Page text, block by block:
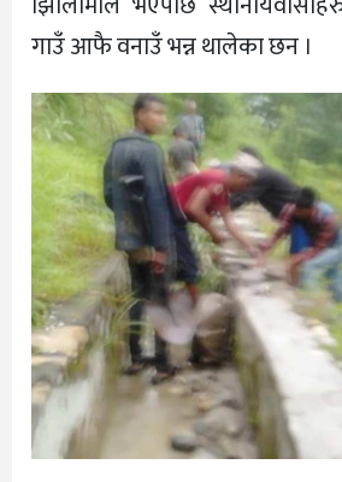
गाउँ आफै वनाउँ भन्न थालेका छन ।